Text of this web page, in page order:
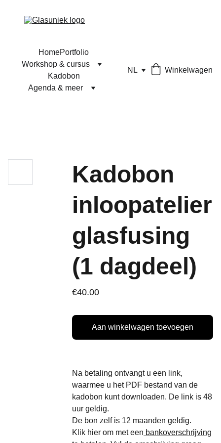
HomePortfolio
Workshop & cursus
Kadobon
Agenda & meer
NL Winkelwagen
Kadobon
inloopatelier
glasfusing
(1 dagdeel)
€40.00
Aan winkelwagen toevoegen
Na betaling ontvangt u een link,
waarmee u het PDF bestand van de
kadobon kunt downloaden. De link is 48
uur geldig.
De bon zelf is 12 maanden geldig.
Klik hier om met een bankoverschrijving